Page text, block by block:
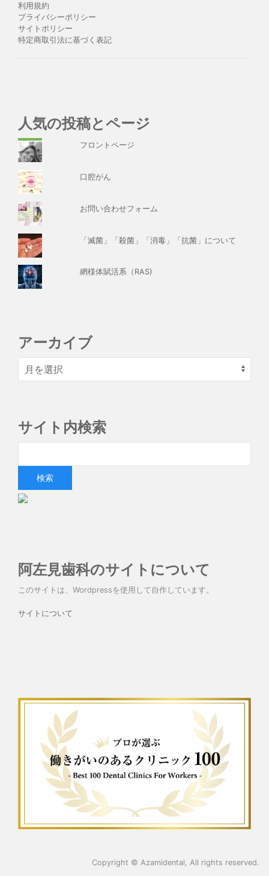
利用規約
プライバシーポリシー
サイトポリシー
特定商取引法に基づく表記
人気の投稿とページ
フロントページ
口腔がん
お問い合わせフォーム
「滅菌」「殺菌」「消毒」「抗菌」について
網様体賦活系（RAS)
アーカイブ
サイト内検索
阿左見歯科のサイトについて
このサイトは、Wordpressを使用して自作しています。
サイトについて
Copyright © Azamidental , All rights reserved.